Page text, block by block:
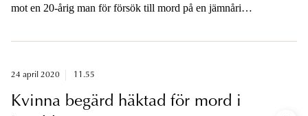
mot en 20-årig man för försök till mord på en jämnårig
Mordförsöket skedde den 8 januari i år.
24 april 2020 11.55
Kvinna begärd häktad för mord i